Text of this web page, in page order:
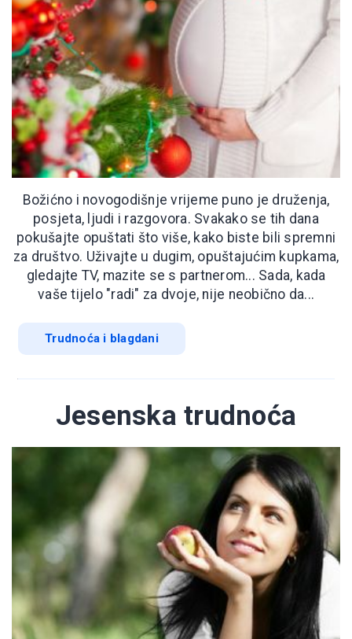
Božićno i novogodišnje vrijeme puno je druženja,
posjeta, ljudi i razgovora. Svakako se tih dana
pokušajte opuštati što više, kako biste bili spremni
za društvo. Uživajte u dugim, opuštajućim kupkama,
gledajte TV, mazite se s partnerom... Sada, kada
vaše tijelo "radi" za dvoje, nije neobično da...
Trudnoća i blagdani
Jesenska trudnoća